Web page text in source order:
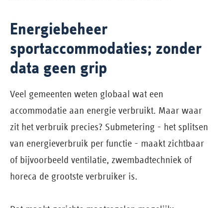
Energiebeheer
sportaccommodaties; zonder
data geen grip
Veel gemeenten weten globaal wat een
accommodatie aan energie verbruikt. Maar waar
zit het verbruik precies? Submetering - het splitsen
van energieverbruik per functie - maakt zichtbaar
of bijvoorbeeld ventilatie, zwembadtechniek of
horeca de grootste verbruiker is.